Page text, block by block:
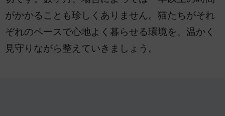
がかかることも珍しくありません。猫たちがそれ
ぞれのペースで心地よく暮らせる環境を、温かく
見守りながら整えていきましょう。